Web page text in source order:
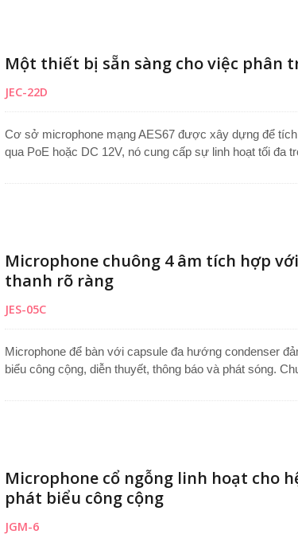
Một thiết bị sẵn sàng cho việc phân
JEC-22D
Cơ sở microphone mạng AES67 được xây dựng để
qua PoE hoặc DC 12V, nó cung cấp sự linh hoạt tối đa
Hoàn hảo cho các cuộc họp và phát sóng, nó có tính
Microphone chuông 4 âm tích hợp
thanh rõ ràng
JES-05C
Microphone để bàn với capsule đa hướng condenser
biểu công cộng, diễn thuyết, thông báo và phát sóng.
trạng thái hoạt động, và bảng điều khiển phía sau cung
Microphone cổ ngỗng linh hoạt cho
phát biểu công cộng
JGM-6